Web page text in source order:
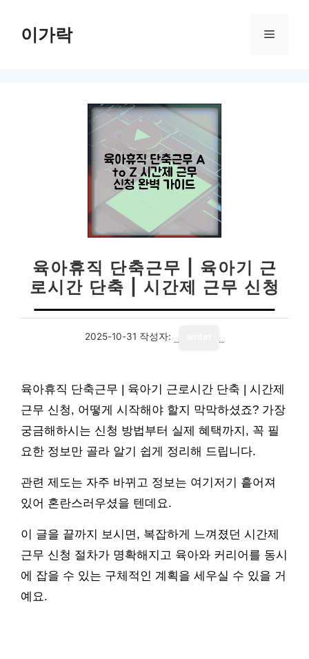
이가락 메
육아휴직 단축근무 | 육아기 근
로시간 단축 | 시간제 근무 신청
2025-10-31 작성자:
육아휴직 단축근무 | 육아기 근로시간 단축 | 시간제
근무 신청, 어떻게 시작해야 할지 막막하셨죠? 가장
궁금해하시는 신청 방법부터 실제 혜택까지, 꼭 필
요한 정보만 골라 알기 쉽게 정리해 드립니다.
관련 제도는 자주 바뀌고 정보는 여기저기 흩어져
있어 혼란스러우셨을 텐데요.
이 글을 끝까지 보시면, 복잡하게 느껴졌던 시간제
근무 신청 절차가 명확해지고 육아와 커리어를 동시
에 잡을 수 있는 구체적인 계획을 세우실 수 있을 거
예요.